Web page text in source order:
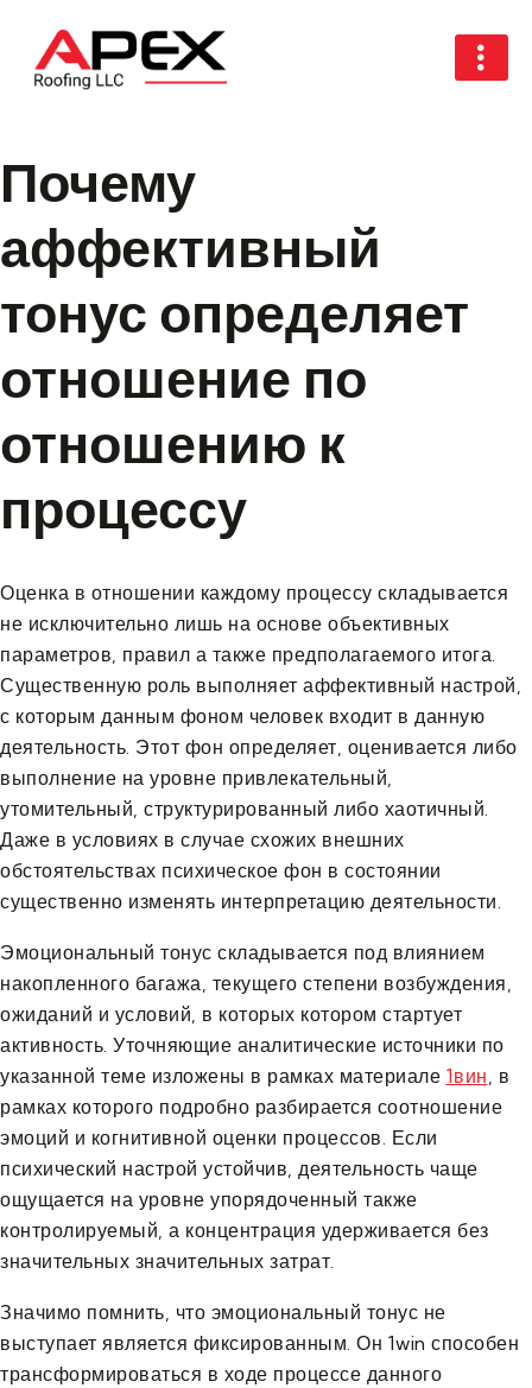
Почему
аффективный
тонус определяет
отношение по
отношению к
процессу
Оценка в отношении каждому процессу складывается
не исключительно лишь на основе объективных
параметров, правил а также предполагаемого итога.
Существенную роль выполняет аффективный настрой,
с которым данным фоном человек входит в данную
деятельность. Этот фон определяет, оценивается либо
выполнение на уровне привлекательный,
утомительный, структурированный либо хаотичный.
Даже в условиях в случае схожих внешних
обстоятельствах психическое фон в состоянии
существенно изменять интерпретацию деятельности.
Эмоциональный тонус складывается под влиянием
накопленного багажа, текущего степени возбуждения,
ожиданий и условий, в которых котором стартует
активность. Уточняющие аналитические источники по
указанной теме изложены в рамках материале 1вин, в
рамках которого подробно разбирается соотношение
эмоций и когнитивной оценки процессов. Если
психический настрой устойчив, деятельность чаще
ощущается на уровне упорядоченный также
контролируемый, а концентрация удерживается без
значительных значительных затрат.
Значимо помнить, что эмоциональный тонус не
выступает является фиксированным. Он 1win способен
трансформироваться в ходе процессе данного